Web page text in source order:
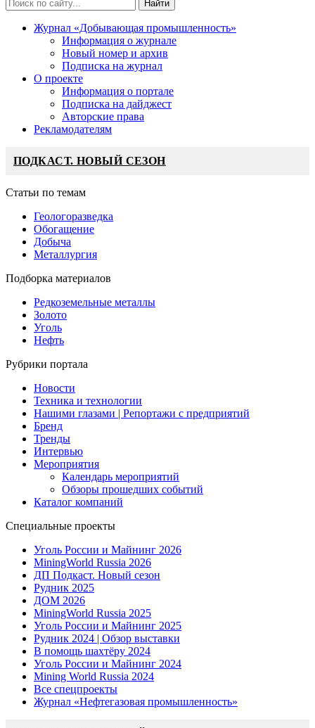
Журнал «Добывающая промышленность»
Информация о журнале
Новый номер и архив
Подписка на журнал
О проекте
Информация о портале
Подписка на дайджест
Авторские права
Рекламодателям
ПОДКАСТ. НОВЫЙ СЕЗОН
Статьи по темам
Геологоразведка
Обогащение
Добыча
Металлургия
Подборка материалов
Редкоземельные металлы
Золото
Уголь
Нефть
Рубрики портала
Новости
Техника и технологии
Нашими глазами | Репортажи с предприятий
Бренд
Тренды
Интервью
Мероприятия
Календарь мероприятий
Обзоры прошедших событий
Каталог компаний
Специальные проекты
Уголь России и Майнинг 2026
MiningWorld Russia 2026
ДП Подкаст. Новый сезон
Рудник 2025
ДОМ 2026
MiningWorld Russia 2025
Уголь России и Майнинг 2025
Рудник 2024 | Обзор выставки
В помощь шахтёру 2024
Уголь России и Майнинг 2024
Mining World Russia 2024
Все спецпроекты
Журнал «Нефтегазовая промышленность»